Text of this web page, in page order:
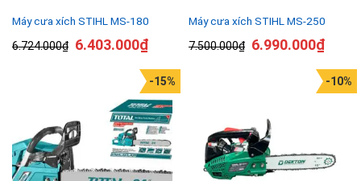
Máy cưa xích STIHL MS-180
6.724.000₫ 6.403.000₫
Máy cưa xích STIHL MS-250
7.500.000₫ 6.990.000₫
-15% -10%